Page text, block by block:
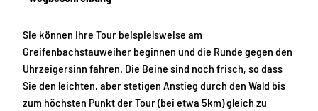
Sie können Ihre Tour beispielsweise am
Greifenbachstauweiher beginnen und die Runde gegen den
Uhrzeigersinn fahren. Die Beine sind noch frisch, so dass
Sie den leichten, aber stetigen Anstieg durch den Wald bis
zum höchsten Punkt der Tour (bei etwa 5km) gleich zu